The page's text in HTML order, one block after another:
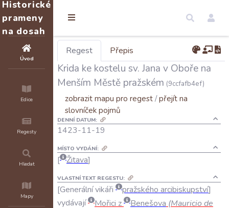
Historické
prameny
na dosah
Úvod
Edice
Regesty
Hledat
Mapy
Regest Přepis
Krida ke kostelu sv. Jana v Oboře na
Menším Městě pražském (9ccfafb4ef)
zobrazit mapu pro regest/přejít na
slovníček pojmů
DENNÍ DATUM:
1423-11-19
MÍSTO VYDÁNÍ:
Žitava
VLASTNÍ TEXT REGESTU:
Generálnívikáři pražského arcibiskupství
vydávají
Mořici z Benešova (Mauricio de